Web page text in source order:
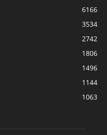
6166
3534
2742
1806
1496
1144
1063